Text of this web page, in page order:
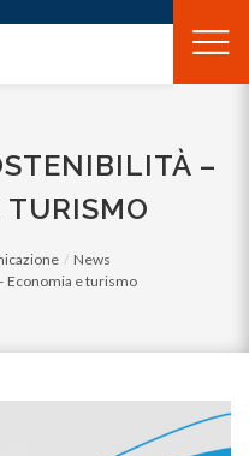
–
TURISMO
News
Economia e turismo